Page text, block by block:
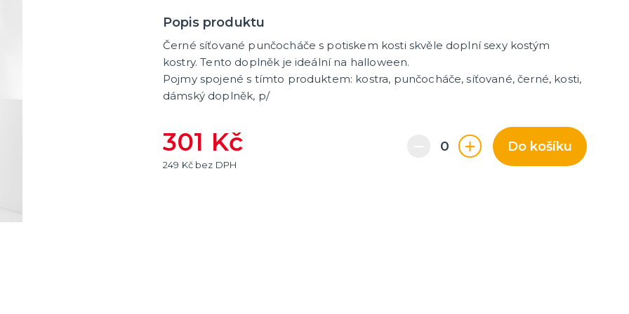
Popis produktu
Černé síťované punčocháče s potiskem kosti skvěle doplní sexy kostým
kostry. Tento doplněk je ideální na halloween.
Pojmy spojené s tímto produktem: kostra, punčocháče, síťované, černé, kosti,
dámský doplněk, p/
301 Kč
249 Kč bez DPH
Do košíku